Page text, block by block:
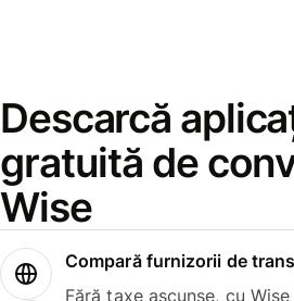
Descarcă
gratuită de
Wise
Compară furnizorii de
Fără taxe ascunse, cu